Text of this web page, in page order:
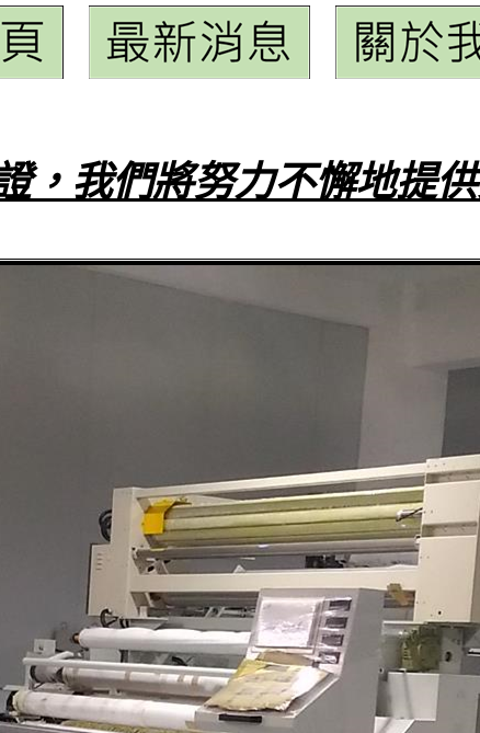
，我們將努力不懈地提